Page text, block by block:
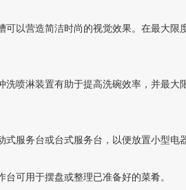
可以营造简洁时尚的视觉效果。在
冲洗喷淋装置有助于提高洗碗效率，并最
务台或台式服务台，以便放置小型电器、
可用于摆盘或整理已准备好的菜肴。